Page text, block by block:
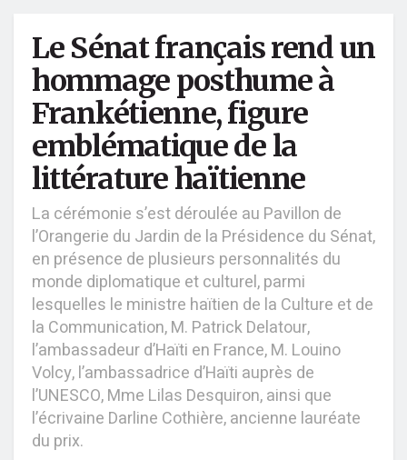
Le Sénat français rend un
hommage posthume à
Frankétienne, figure
emblématique de la
littérature haïtienne
La cérémonie s’est déroulée au Pavillon de
l’Orangerie du Jardin de la Présidence du Sénat,
en présence de plusieurs personnalités du
monde diplomatique et culturel, parmi
lesquelles le ministre haïtien de la Culture et de
la Communication, M. Patrick Delatour,
l’ambassadeur d’Haïti en France, M. Louino
Volcy, l’ambassadrice d’Haïti auprès de
l’UNESCO, Mme Lilas Desquiron, ainsi que
l’écrivaine Darline Cothière, ancienne lauréate
du prix.